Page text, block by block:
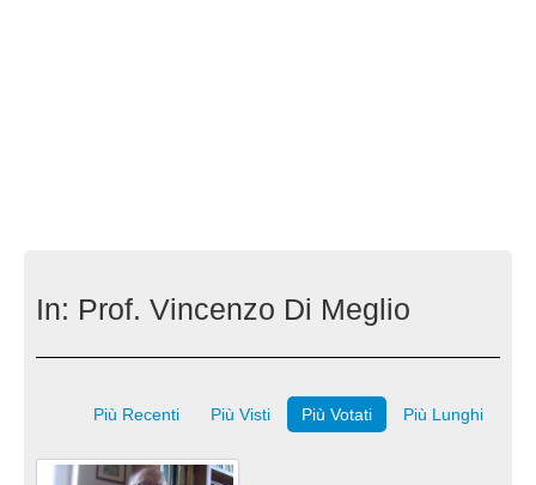
In: Prof. Vincenzo Di Meglio
Più Recenti Più Visti Più Votati Più Lunghi